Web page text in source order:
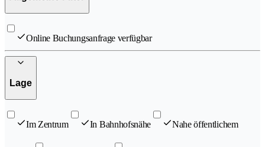
Online Buchungsanfrage verfügbar
Lage
Im Zentrum In Bahnhofsnähe Nahe öffentlichem